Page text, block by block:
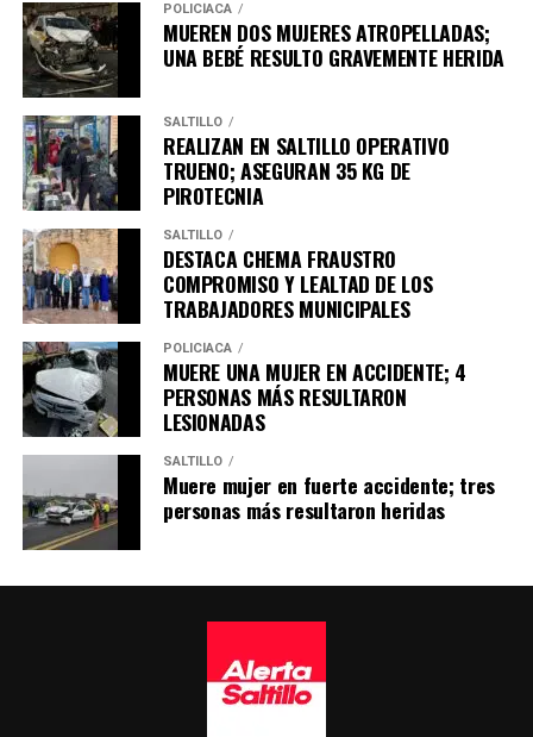
POLICÍACA
MUEREN DOS MUJERES ATROPELLADAS;
UNA BEBÉ RESULTO GRAVEMENTE HERIDA
SALTILLO
REALIZAN EN SALTILLO OPERATIVO
TRUENO; ASEGURAN 35 KG DE
PIROTECNIA
SALTILLO
DESTACA CHEMA FRAUSTRO
COMPROMISO Y LEALTAD DE LOS
TRABAJADORES MUNICIPALES
POLICÍACA
MUERE UNA MUJER EN ACCIDENTE; 4
PERSONAS MÁS RESULTARON
LESIONADAS
SALTILLO
Muere mujer en fuerte accidente; tres
personas más resultaron heridas